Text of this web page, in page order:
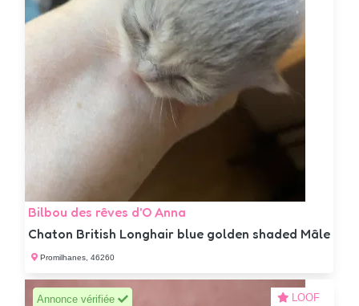
Bilbou des rêves d'O Anna
Chaton British Longhair blue golden shaded Mâle
Promilhanes, 46260
Annonce vérifiée LOOF